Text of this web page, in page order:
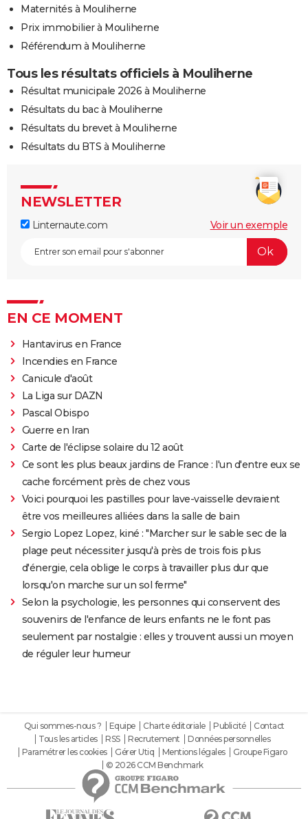
Maternités à Mouliherne
Prix immobilier à Mouliherne
Référendum à Mouliherne
Tous les résultats officiels à Mouliherne
Résultat municipale 2026 à Mouliherne
Résultats du bac à Mouliherne
Résultats du brevet à Mouliherne
Résultats du BTS à Mouliherne
NEWSLETTER
Linternaute.com Voir un exemple
EN CE MOMENT
Hantavirus en France
Incendies en France
Canicule d'août
La Liga sur DAZN
Pascal Obispo
Guerre en Iran
Carte de l'éclipse solaire du 12 août
Ce sont les plus beaux jardins de France : l'un d'entre eux se
cache forcément près de chez vous
Voici pourquoi les pastilles pour lave-vaisselle devraient
être vos meilleures alliées dans la salle de bain
Sergio Lopez Lopez, kiné : "Marcher sur le sable sec de la
plage peut nécessiter jusqu'à près de trois fois plus
d'énergie, cela oblige le corps à travailler plus dur que
lorsqu'on marche sur un sol ferme"
Selon la psychologie, les personnes qui conservent des
souvenirs de l'enfance de leurs enfants ne le font pas
seulement par nostalgie : elles y trouvent aussi un moyen
de réguler leur humeur
Qui sommes-nous ? Equipe Charte éditoriale Publicité
Contact
Tous les articles
RSS Recrutement
Données personnelles
Paramétrer les cookies
Gérer Utiq Mentions légales
Groupe Figaro
© 2026 CCM Benchmark